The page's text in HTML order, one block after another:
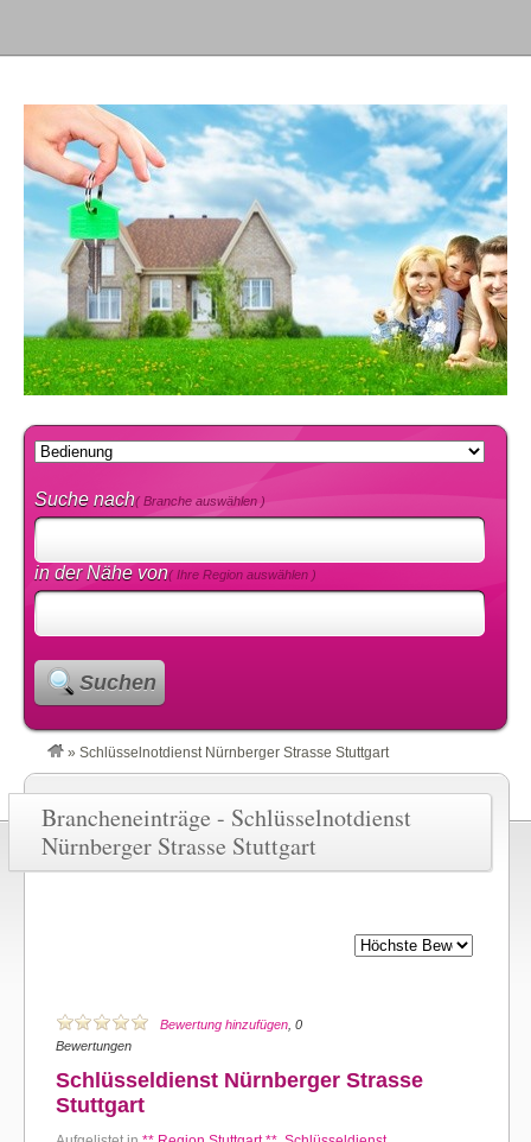
Suche nach( Branche auswählen )
in der Nähe von( Ihre Region auswählen )
Suchen
» Schlüsselnotdienst Nürnberger Strasse Stuttgart
Brancheneinträge - Schlüsselnotdienst
Nürnberger Strasse Stuttgart
Bewertung hinzufügen , 0
Bewertungen
Schlüsseldienst Nürnberger Strasse
Stuttgart